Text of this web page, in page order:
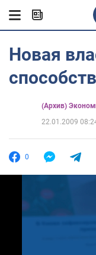
Новая
(Архив)
22.01.2009
0